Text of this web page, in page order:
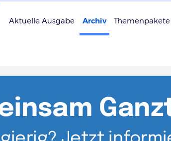
Aktuelle Ausgabe Archiv Themenpakete